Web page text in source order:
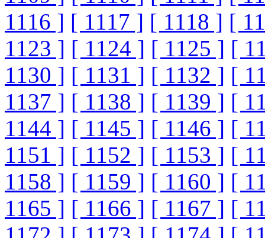
1116 ] [ 1117 ] [ 1118 ] [
1123 ] [ 1124 ] [ 1125 ] [
1130 ] [ 1131 ] [ 1132 ] [
1137 ] [ 1138 ] [ 1139 ] [
1144 ] [ 1145 ] [ 1146 ] [
1151 ] [ 1152 ] [ 1153 ] [
1158 ] [ 1159 ] [ 1160 ] [
1165 ] [ 1166 ] [ 1167 ] [